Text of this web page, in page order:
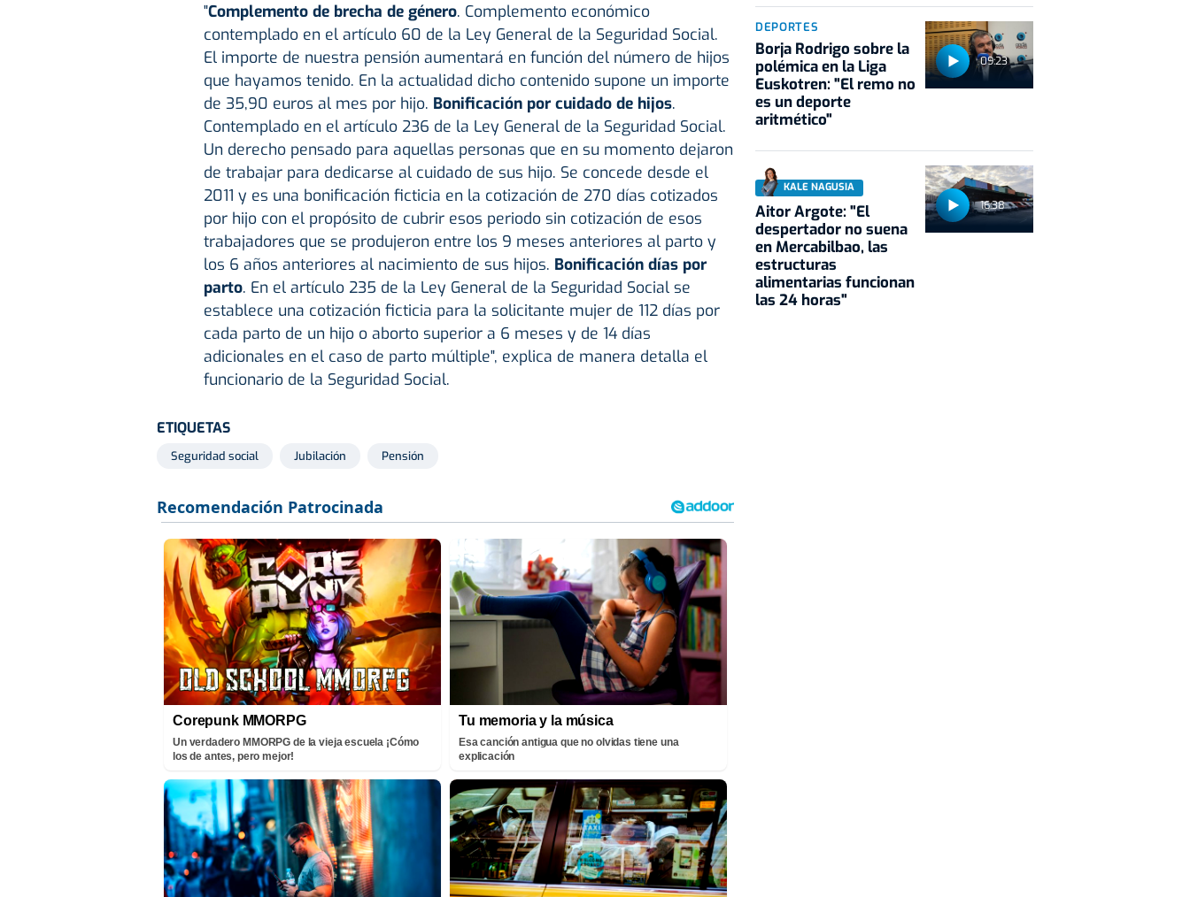
"Complemento de brecha de género. Complemento económico
contemplado en el artículo 60 de la Ley General de la Seguridad Social.
El importe de nuestra pensión aumentará en función del número de hijos
que hayamos tenido. En la actualidad dicho contenido supone un importe
de 35,90 euros al mes por hijo. Bonificación por cuidado de hijos.
Contemplado en el artículo 236 de la Ley General de la Seguridad Social.
Un derecho pensado para aquellas personas que en su momento dejaron
de trabajar para dedicarse al cuidado de sus hijo. Se concede desde el
2011 y es una bonificación ficticia en la cotización de 270 días cotizados
por hijo con el propósito de cubrir esos periodo sin cotización de esos
trabajadores que se produjeron entre los 9 meses anteriores al parto y
los 6 años anteriores al nacimiento de sus hijos. Bonificación días por
parto. En el artículo 235 de la Ley General de la Seguridad Social se
establece una cotización ficticia para la solicitante mujer de 112 días por
cada parto de un hijo o aborto superior a 6 meses y de 14 días
adicionales en el caso de parto múltiple", explica de manera detalla el
funcionario de la Seguridad Social.
ETIQUETAS
Seguridad social Jubilación Pensión
Corepunk MMORPG
Un verdadero MMORPG de la vieja escuela ¡Cómo
los de antes, pero mejor!
Tu memoria y la música
Esa canción antigua que no olvidas tiene una
explicación
09:23
DEPORTES
Borja Rodrigo sobre la
polémica en la Liga
Euskotren: "El remo no
es un deporte
aritmético"
16:38
KALE NAGUSIA
Aitor Argote: "El
despertador no suena
en Mercabilbao, las
estructuras
alimentarias funcionan
las 24 horas"